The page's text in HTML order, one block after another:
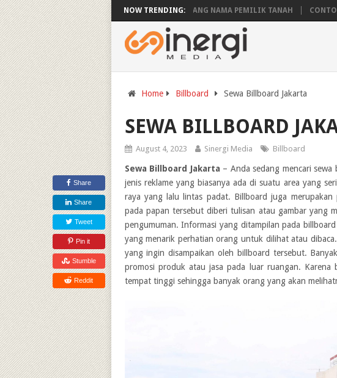
NOW TRENDING:
PASANG IKLAN VIDEOTRON PLANG NAMA PEMILIK TANAH CONTOH PLANG
Home Billboard Sewa Billboard Jakarta
SEWA BILLBOARD
August 4, 2023 Sinergi Media Billboard
Sewa Billboard Jakarta – Anda sedang mencari
jenis reklame yang biasanya ada di suatu area yang
raya yang lalu lintas padat. Billboard juga
pada papan tersebut diberi tulisan atau gambar yang
pengumuman. Informasi yang ditampilan pada
yang menarik perhatian orang untuk dilihat atau
yang ingin disampaikan oleh billboard tersebut.
promosi produk atau jasa pada luar ruangan.
tempat tinggi sehingga banyak orang yang akan
Share
Share
Tweet
Pin it
Stumble
Reddit